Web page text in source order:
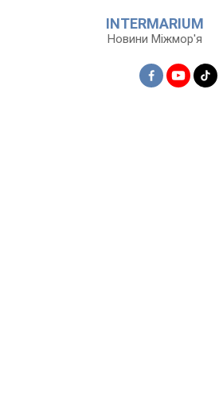
INTERMARIUM
Новини Міжмор'я